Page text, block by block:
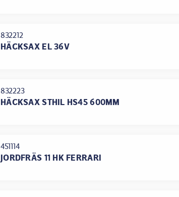
832212
HÄCKSAX EL 36V
832223
HÄCKSAX STHIL HS45 600MM
451114
JORDFRÄS 11 HK FERRARI